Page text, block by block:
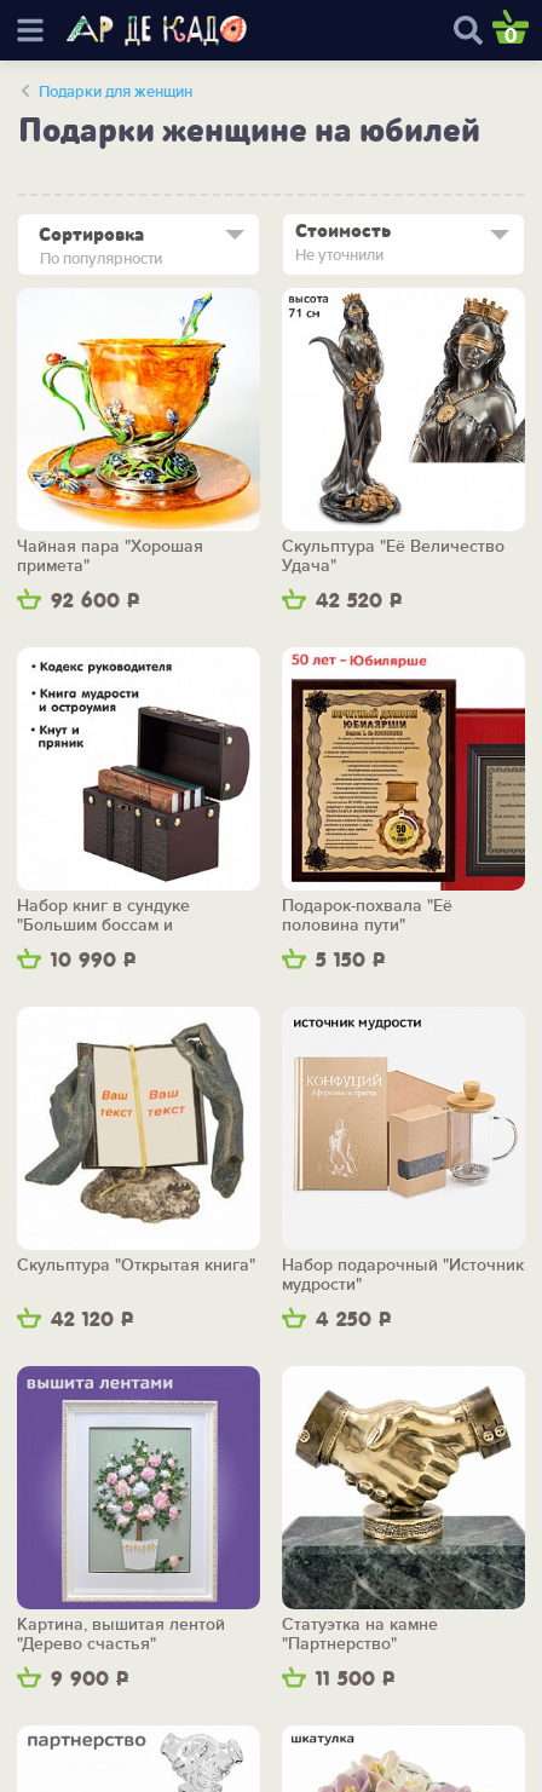
0
Подарки для женщин
Подарки женщине на юбилей
По популярности
Сортировка Стоимость
Не уточнили
92 600 Р
Чайная пара "Хорошая
примета"
42 520 Р
Скульптура "Её Величество
Удача"
10 990 Р
Набор книг в сундуке
"Большим боссам и
маленьким"
5 150 Р
Подарок-похвала "Её
половина пути"
42 120 Р
Скульптура "Открытая книга"
4 250 Р
Набор подарочный "Источник
мудрости"
9 900 Р
Картина, вышитая лентой
"Дерево счастья"
11 500 Р
Статуэтка на камне
"Партнерство"